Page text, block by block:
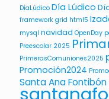
DíaLúdico Día Lúdico
framework grid html5
mysql navidad OpenDay
Preescolar 2025
PrimerasComuniones2025
Promoción2024
Santa Ana Fontibón